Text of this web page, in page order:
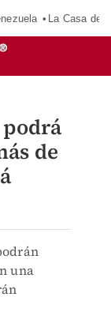
La Casa de
de
una